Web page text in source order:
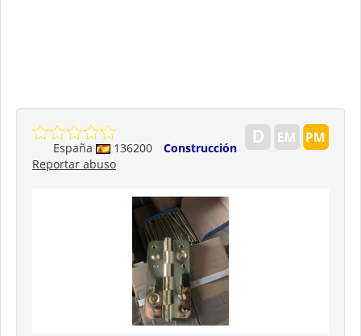
España 136200
Construcción
Reportar abuso